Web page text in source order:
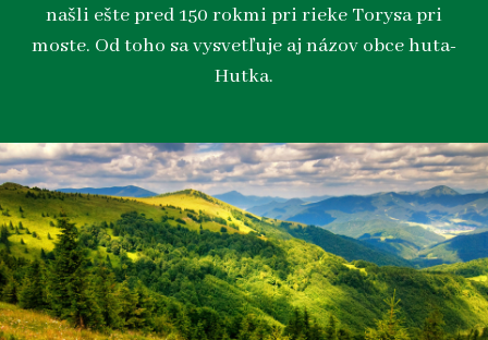
našli ešte pred 150 rokmi pri rieke Torysa pri
moste. Od toho sa vysvetľuje aj názov obce huta-
Hutka.